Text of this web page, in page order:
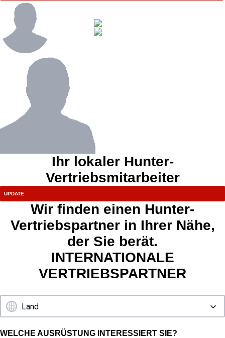
Ihr lokaler Hunter-
Vertriebsmitarbeiter
Wir finden einen Hunter-
Vertriebspartner in Ihrer Nähe,
der Sie berät.
INTERNATIONALE
VERTRIEBSPARTNER
WELCHE AUSRÜSTUNG INTERESSIERT SIE?